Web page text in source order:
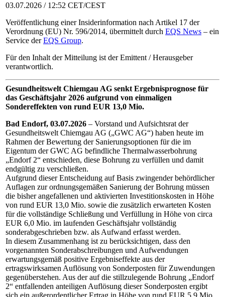
03.07.2026 / 12:52 CET/CEST
Veröffentlichung einer Insiderinformation nach Artikel 17 der
Verordnung (EU) Nr. 596/2014, übermittelt durch EQS News – ein
Service derEQS Group.
Für den Inhalt der Mitteilung ist der Emittent / Herausgeber
verantwortlich.
Gesundheitswelt Chiemgau AG senkt Ergebnisprognose für
das Geschäftsjahr 2026 aufgrund von einmaligen
Sondereffekten von rund EUR 13,0 Mio.
Bad Endorf, 03.07.2026 – Vorstand und Aufsichtsrat der
Gesundheitswelt Chiemgau AG („GWC AG“) haben heute im
Rahmen der Bewertung der Sanierungsoptionen für die im
Eigentum der GWC AG befindliche Thermalwasserbohrung
„Endorf 2“ entschieden, diese Bohrung zu verfüllen und damit
endgültig zu verschließen.
Aufgrund dieser Entscheidung auf Basis zwingender behördlicher
Auflagen zur ordnungsgemäßen Sanierung der Bohrung müssen
die bisher angefallenen und aktivierten Investitionskosten in Höhe
von rund EUR 13,0 Mio. sowie die zusätzlich erwarteten Kosten
für die vollständige Schließung und Verfüllung in Höhe von circa
EUR 6,0 Mio. im laufenden Geschäftsjahr vollständig
sonderabgeschrieben bzw. als Aufwand erfasst werden.
In diesem Zusammenhang ist zu berücksichtigen, dass den
vorgenannten Sonderabschreibungen und Aufwendungen
erwartungsgemäß positive Ergebniseffekte aus der
ertragswirksamen Auflösung von Sonderposten für Zuwendungen
gegenüberstehen. Aus der auf die stillzulegende Bohrung „Endorf
2“ entfallenden anteiligen Auflösung dieser Sonderposten ergibt
sich ein außerordentlicher Ertrag in Höhe von rund EUR 5,9 Mio..